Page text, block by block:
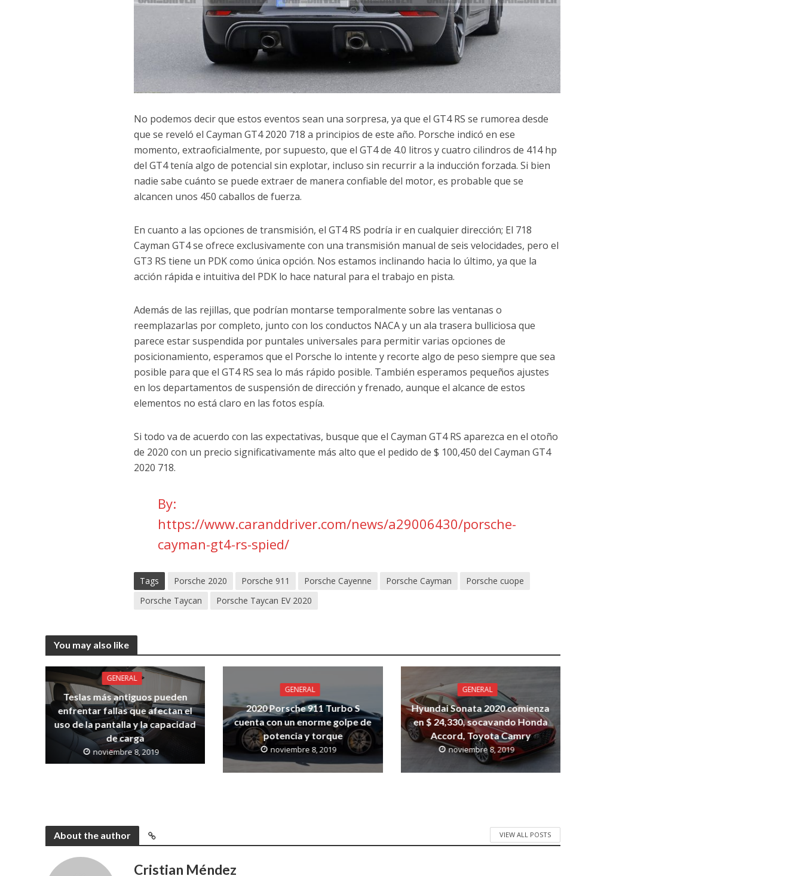
No podemos decir que estos eventos sean una sorpresa, ya que el GT4 RS se rumorea desde
que se reveló el Cayman GT4 2020 718 a principios de este año. Porsche indicó en ese
momento, extraoficialmente, por supuesto, que el GT4 de 4.0 litros y cuatro cilindros de 414 hp
del GT4 tenía algo de potencial sin explotar, incluso sin recurrir a la inducción forzada. Si bien
nadie sabe cuánto se puede extraer de manera confiable del motor, es probable que se
alcancen unos 450 caballos de fuerza.
En cuanto a las opciones de transmisión, el GT4 RS podría ir en cualquier dirección; El 718
Cayman GT4 se ofrece exclusivamente con una transmisión manual de seis velocidades, pero el
GT3 RS tiene un PDK como única opción. Nos estamos inclinando hacia lo último, ya que la
acción rápida e intuitiva del PDK lo hace natural para el trabajo en pista.
Además de las rejillas, que podrían montarse temporalmente sobre las ventanas o
reemplazarlas por completo, junto con los conductos NACA y un ala trasera bulliciosa que
parece estar suspendida por puntales universales para permitir varias opciones de
posicionamiento, esperamos que el Porsche lo intente y recorte algo de peso siempre que sea
posible para que el GT4 RS sea lo más rápido posible. También esperamos pequeños ajustes
en los departamentos de suspensión de dirección y frenado, aunque el alcance de estos
elementos no está claro en las fotos espía.
Si todo va de acuerdo con las expectativas, busque que el Cayman GT4 RS aparezca en el otoño
de 2020 con un precio significativamente más alto que el pedido de $ 100,450 del Cayman GT4
2020 718.
By:
https://www.caranddriver.com/news/a29006430/porsche-
cayman-gt4-rs-spied/
Tags Porsche 2020 Porsche 911 Porsche Cayenne Porsche Cayman
Porsche cuope
Porsche Taycan
Porsche Taycan EV 2020
You may also like
GENERAL
Teslas más antiguos pueden
enfrentar fallas que afectan el
uso de la pantalla y la capacidad
de carga
noviembre 8, 2019
GENERAL
2020 Porsche 911 Turbo S
cuenta con un enorme golpe de
potencia y torque
noviembre 8, 2019
GENERAL
Hyundai Sonata 2020 comienza
en $ 24,330, socavando Honda
Accord, Toyota Camry
noviembre 8, 2019
About the author VIEW ALL POSTS
Cristian Méndez